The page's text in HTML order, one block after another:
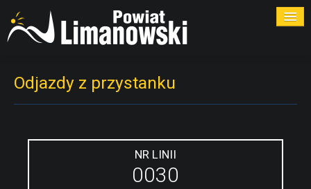
PRZYSTANKI
PRZEWOŹNICY
Odjazdy z przystanku
NR LINII
0030